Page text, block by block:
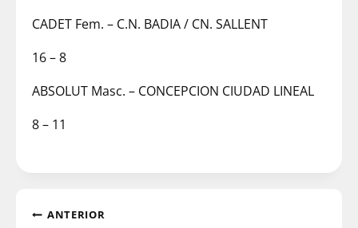
CADET Fem. – C.N. BADIA / CN. SALLENT
16 – 8
ABSOLUT Masc. – CONCEPCION CIUDAD LINEAL
8 – 11
ANTERIOR